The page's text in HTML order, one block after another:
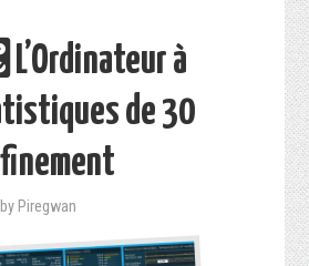
à
de 30
by Piregwan